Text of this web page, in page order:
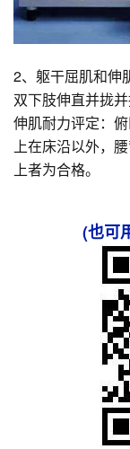
2、躯干屈肌和伸
双下肢伸直并拢
伸肌耐力评定：
上在床沿以外，
上者为合格。
(也可